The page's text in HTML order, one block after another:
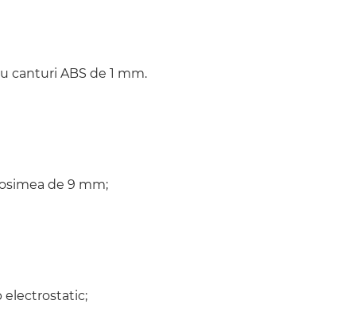
canturi ABS de 1 mm.
de 9 mm;
electrostatic;